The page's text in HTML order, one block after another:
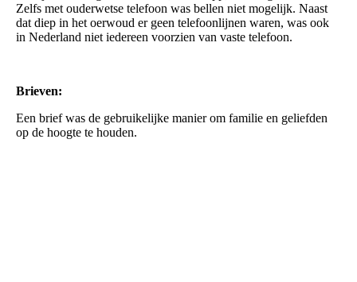
Zelfs met ouderwetse telefoon was bellen niet mogelijk. Naast
dat diep in het oerwoud er geen telefoonlijnen waren, was ook
in Nederland niet iedereen voorzien van vaste telefoon.
Brieven:
Een brief was de gebruikelijke manier om familie en geliefden
op de hoogte te houden.